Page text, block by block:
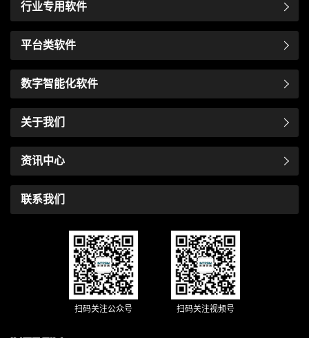
平台类软件
行业专用软件
数字智能化软件
关于我们
资讯中心
联系我们
扫码关注公众号 扫码关注视频号